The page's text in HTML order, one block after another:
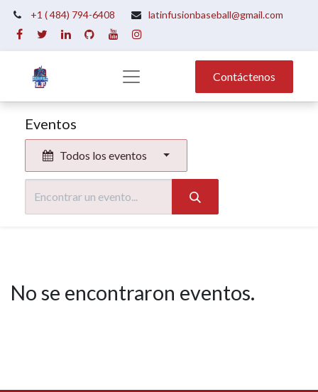
+1 ( 484) 794-6408 latinfusionbaseball@gmail.com
Contáctenos
Eventos
Todos los eventos
No se encontraron eventos.